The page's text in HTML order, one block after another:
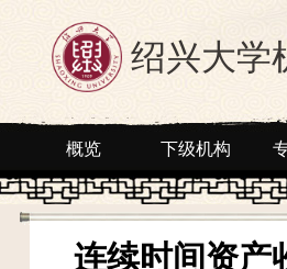
绍兴大学
概览 下级机构
连续时间资